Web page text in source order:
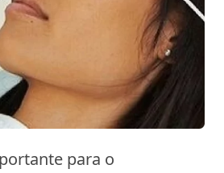
serão reabsorvidos pelo
do tempo.
após o
córnea:
para o